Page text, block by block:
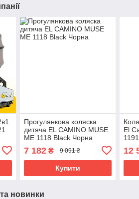
Прогулянкова коляска
дитяча EL CAMINO MUSE
ME 1118 Black Чорна
7 182₴ 9 091 ₴
Купити
El
12
та новинки